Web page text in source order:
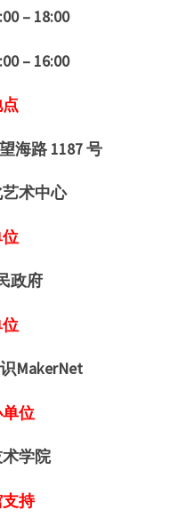
– 18:00
– 16:00
海路 1187 号
术中心
政府
MakerNet
位
学院
持